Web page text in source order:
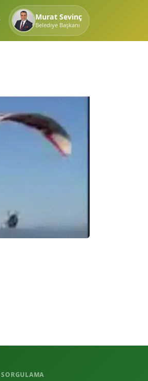
Murat Sevinç
Belediye Başkanı